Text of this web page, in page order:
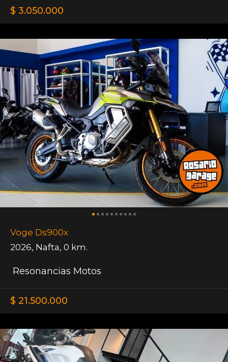
$ 3.050.000
Voge Ds900x
2026, Nafta, 0 km.
Resonancias Motos
$ 21.500.000